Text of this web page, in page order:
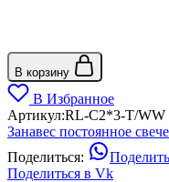
В корзину
В Избранное
Артикул:RL-C2*3-T/WW
Занавес постоянное
Поделиться:
Поделиться в Vk